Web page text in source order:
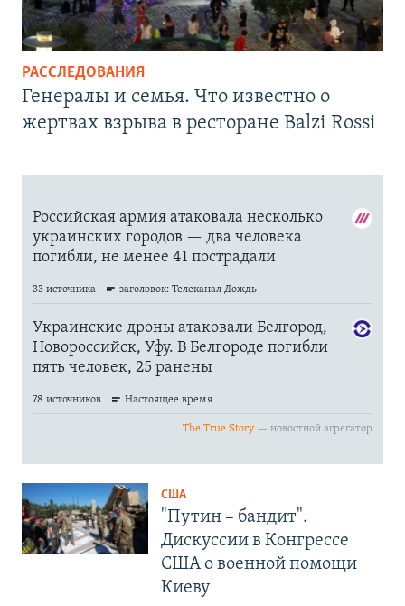
РАССЛЕДОВАНИЯ
Генералы и семья. Что известно о
жертвах взрыва в ресторане Balzi Rossi
США
"Путин – бандит".
Дискуссии в Конгрессе
США о военной помощи
Киеву